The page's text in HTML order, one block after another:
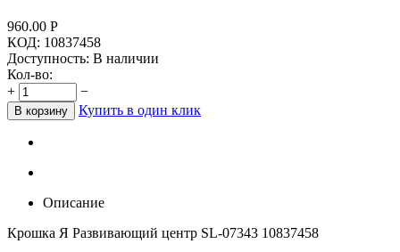
960.00 Р
КОД: 10837458
Доступность: В наличии
Кол-во:
+
−
В корзину Купить в один клик
Описание
Крошка Я Развивающий центр SL-07343 10837458